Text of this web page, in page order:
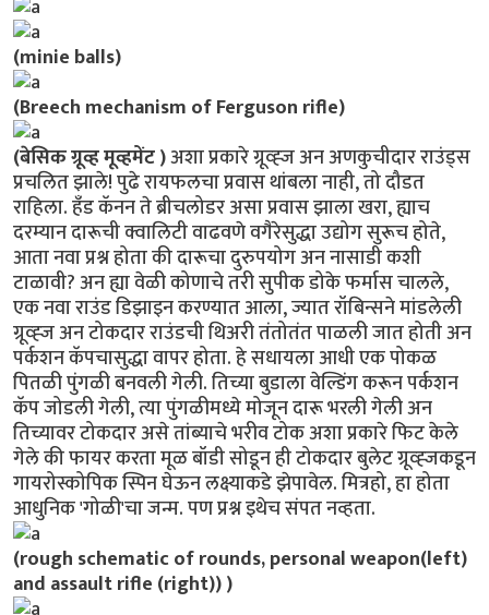
(minie balls)
(Breech mechanism of Ferguson rifle)
(बेसिक ग्रूव्ह मूव्हमेंट )अशा प्रकारे ग्रूव्ह्ज अन अणकुचीदार राउंड्स
प्रचलित झाले! पुढे रायफलचा प्रवास थांबला नाही, तो दौडत
राहिला. हँड कॅनन ते ब्रीचलोडर असा प्रवास झाला खरा, ह्याच
दरम्यान दारूची क्वालिटी वाढवणे वगैरेसुद्धा उद्योग सुरूच होते,
आता नवा प्रश्न होता की दारूचा दुरुपयोग अन नासाडी कशी
टाळावी? अन ह्या वेळी कोणाचे तरी सुपीक डोके फर्मास चालले,
एक नवा राउंड डिझाइन करण्यात आला, ज्यात रॉबिन्सने मांडलेली
ग्रूव्ह्ज अन टोकदार राउंडची थिअरी तंतोतंत पाळली जात होती अन
पर्कशन कॅपचासुद्धा वापर होता. हे सधायला आधी एक पोकळ
पितळी पुंगळी बनवली गेली. तिच्या बुडाला वेल्डिंग करून पर्कशन
कॅप जोडली गेली, त्या पुंगळीमध्ये मोजून दारू भरली गेली अन
तिच्यावर टोकदार असे तांब्याचे भरीव टोक अशा प्रकारे फिट केले
गेले की फायर करता मूळ बॉडी सोडून ही टोकदार बुलेट ग्रूव्ह्जकडून
गायरोस्कोपिक स्पिन घेऊन लक्ष्याकडे झेपावेल. मित्रहो, हा होता
आधुनिक 'गोळी'चा जन्म. पण प्रश्न इथेच संपत नव्हता.
(rough schematic of rounds, personal weapon(left)
and assault rifle (right)) )